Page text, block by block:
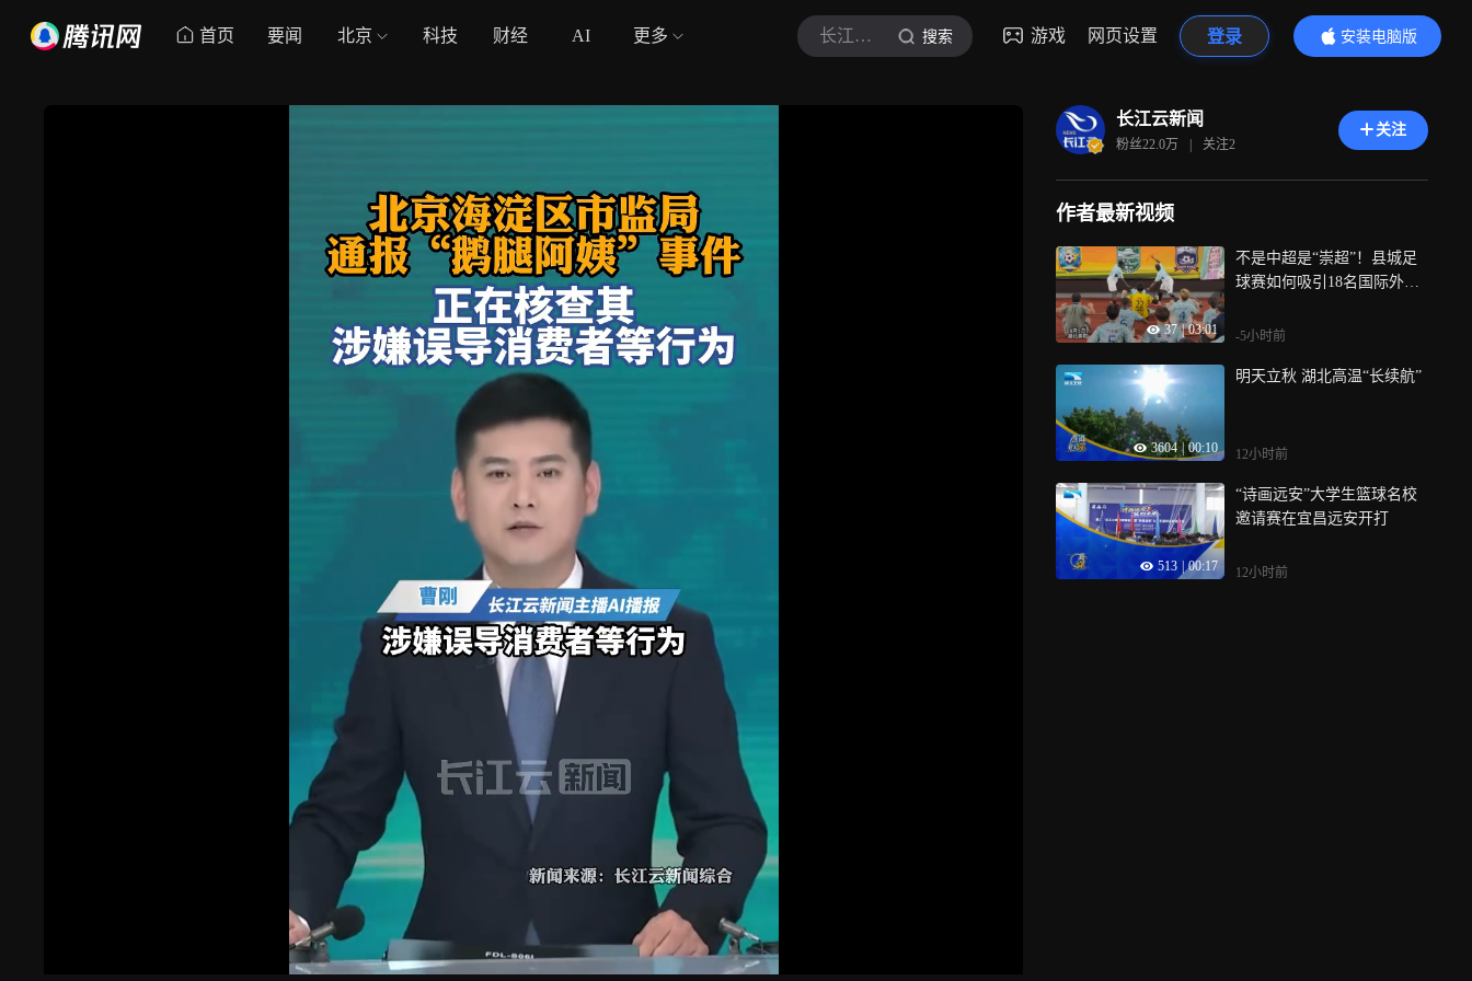
首页 要闻 北京 科技 财经 AI 更多 长江云新闻 搜索 游戏 网页设置 登录
安装电脑版
内容更精彩
长江云新闻
粉丝22.0万 | 关注2
关注
作者最新视频
37 | 03:01
不是中超是“崇超”！县城足
球赛如何吸引18名国际外
情“赛后一起维京划船这辈子
-5小时前
3604 | 00:10
明天立秋 湖北高温“长续航”
12小时前
513 00:17
“诗画远安”大学生篮球名校
邀请赛在宜昌远安开打
12小时前